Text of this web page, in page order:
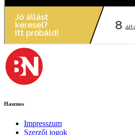
Hasznos
Impresszum
Szerzői jogok